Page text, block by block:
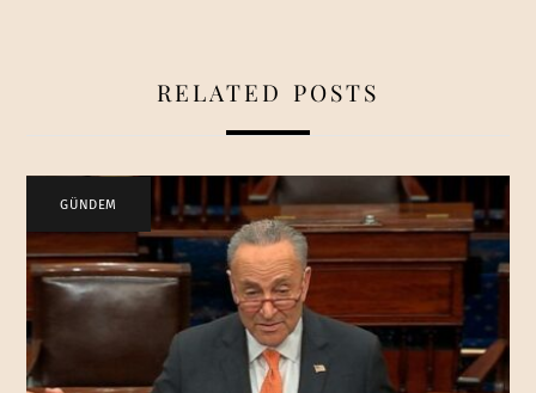
RELATED POSTS
GÜNDEM